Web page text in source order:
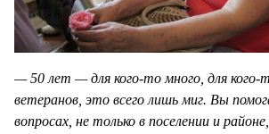
— 50 лет — для кого-то много, для кого-
ветеранов, это всего лишь миг. Вы
вопросах, не только в поселении и